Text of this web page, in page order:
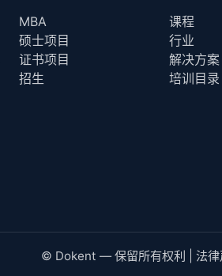
MBA
硕士项目
证书项目
招生
课程
行业
解决方案
培训目录
© Dokent — 保留所有权利 | 法